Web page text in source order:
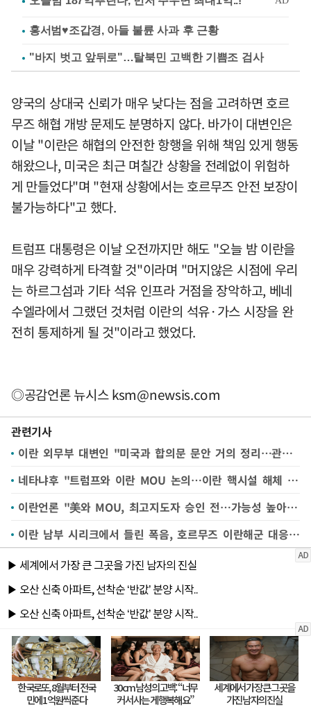
홍서범♥조갑경, 아들 불륜 사과 후 근황
"바지 벗고 앞뒤로"…탈북민 고백한 기쁨조 검사
양국의 상대국 신뢰가 매우 낮다는 점을 고려하면 호르
무즈 해협 개방 문제도 분명하지 않다. 바가이 대변인은
이날 "이란은 해협의 안전한 항행을 위해 책임 있게 행동
해왔으나, 미국은 최근 며칠간 상황을 전례없이 위험하
게 만들었다"며 "현재 상황에서는 호르무즈 안전 보장이
불가능하다"고 했다.
트럼프 대통령은 이날 오전까지만 해도 "오늘 밤 이란을
매우 강력하게 타격할 것"이라며 "머지않은 시점에 우리
는 하르그섬과 기타 석유 인프라 거점을 장악하고, 베네
수엘라에서 그랬던 것처럼 이란의 석유·가스 시장을 완
전히 통제하게 될 것"이라고 했었다.
◎공감언론 뉴시스ksm@newsis.com
관련기사
이란 외무부 대변인 "미국과 합의문 문안 거의 정리…관련 기관 검토해 최종 결론"
네타냐후 "트럼프와 이란 MOU 논의…이란 핵시설 해체 약속 받아"
이란언론 "美와 MOU, 최고지도자 승인 전…가능성 높아"(종합)
이란 남부 시리크에서 들린 폭음, 호르무즈 이란해군 대응 사격인 듯--이란 통신